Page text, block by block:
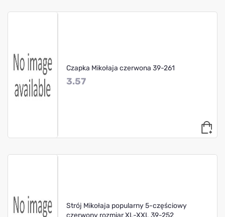
Czapka Mikołaja czerwona 39-261
3.57
Strój Mikołaja popularny 5-częściowy